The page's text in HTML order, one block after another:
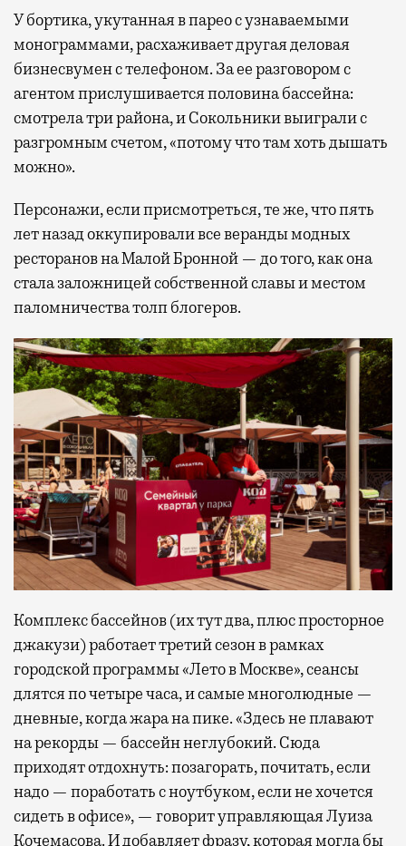
У бортика, укутанная в парео с узнаваемыми
монограммами, расхаживает другая деловая
бизнесвумен с телефоном. За ее разговором с
агентом прислушивается половина бассейна:
смотрела три района, и Сокольники выиграли с
разгромным счетом, «потому что там хоть дышать
можно».
Персонажи, если присмотреться, те же, что пять
лет назад оккупировали все веранды модных
ресторанов на Малой Бронной — до того, как она
стала заложницей собственной славы и местом
паломничества толп блогеров.
Комплекс бассейнов (их тут два, плюс просторное
джакузи) работает третий сезон в рамках
городской программы «Лето в Москве», сеансы
длятся по четыре часа, и самые многолюдные —
дневные, когда жара на пике. «Здесь не плавают
на рекорды — бассейн неглубокий. Сюда
приходят отдохнуть: позагорать, почитать, если
надо — поработать с ноутбуком, если не хочется
сидеть в офисе», — говорит управляющая Луиза
Кочемасова. И добавляет фразу, которая могла бы